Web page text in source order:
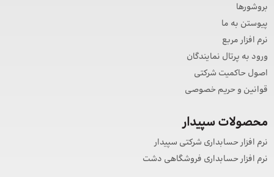
بروشورها
پیوستن به ما
نرم افزار مربع
ورود به پرتال نمایندگان
اصول حاکمیت شرکتی
قوانین و حریم خصوصی
محصولات سپیدار
نرم افزار حسابداری شرکتی سپیدار
نرم افزار حسابداری فروشگاهی دشت